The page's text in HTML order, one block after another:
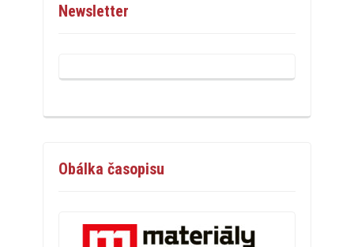
Newsletter
Obálka časopisu